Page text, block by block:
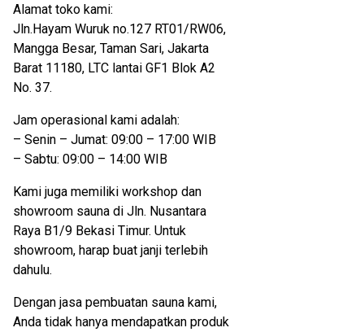
Alamat toko kami:
Jln.Hayam Wuruk no.127 RT01/RW06,
Mangga Besar, Taman Sari, Jakarta
Barat 11180, LTC lantai GF1 Blok A2
No. 37.
Jam operasional kami adalah:
– Senin – Jumat: 09:00 – 17:00 WIB
– Sabtu: 09:00 – 14:00 WIB
Kami juga memiliki workshop dan
showroom sauna di Jln. Nusantara
Raya B1/9 Bekasi Timur. Untuk
showroom, harap buat janji terlebih
dahulu.
Dengan jasa pembuatan sauna kami,
Anda tidak hanya mendapatkan produk